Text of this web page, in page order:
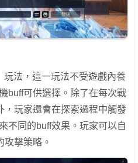
法，這一玩法不受遊戲內養
buff可供選擇。除了在每次戰
，玩家還會在探索過程中觸發
不同的buff效果。玩家可以自
攻擊策略。